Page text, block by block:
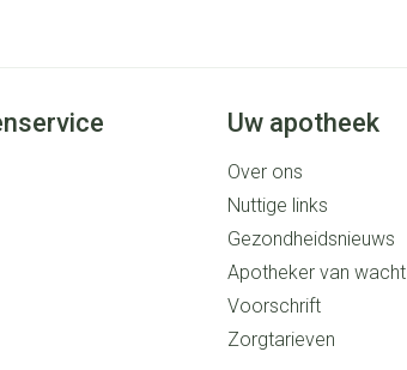
Uw apotheek
Over ons
Nuttige links
Gezondheidsnieuws
Apotheker van wacht
Voorschrift
Zorgtarieven